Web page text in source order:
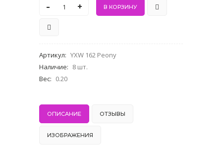
- +
Артикул: YXW 162 Peony
Наличие: 8 шт.
Вес: 0.20
ОПИСАНИЕ ОТЗЫВЫ
ИЗОБРАЖЕНИЯ